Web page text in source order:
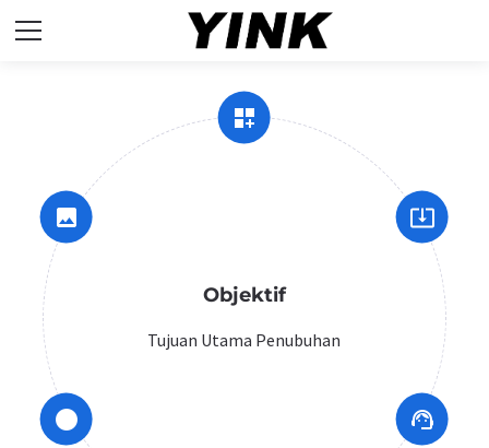
dashboard_customize
Objektif
Tujuan Utama Penubuhan
system_update_alt
support_agent
circle
image